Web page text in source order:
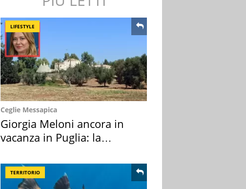
LIFESTYLE
Ceglie Messapica
Giorgia Meloni ancora in
vacanza in Puglia: la
TERRITORIO